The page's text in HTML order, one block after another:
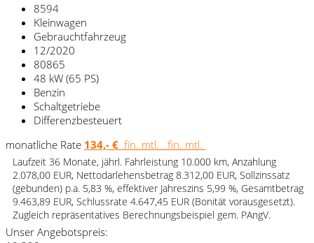
8594
Kleinwagen
Gebrauchtfahrzeug
12/2020
80865
48 kW (65 PS)
Benzin
Schaltgetriebe
Differenzbesteuert
monatliche Rate 134,- € fin. mtl. fin. mtl.
Laufzeit 36 Monate, jährl. Fahrleistung 10.000 km, Anzahlung
2.078,00 EUR, Nettodarlehensbetrag 8.312,00 EUR, Sollzinssatz
(gebunden) p.a. 5,83 %, effektiver Jahreszins 5,99 %, Gesamtbetrag
9.463,89 EUR, Schlussrate 4.647,45 EUR (Bonität vorausgesetzt).
Zugleich repräsentatives Berechnungsbeispiel gem. PAngV.
Unser Angebotspreis: